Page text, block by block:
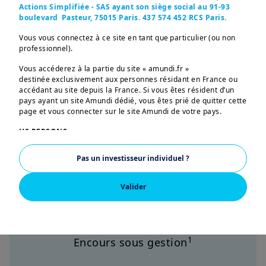
Actions Simplifiée - SAS ayant son siège social au 91-93
boulevard Pasteur, 75015 Paris. 437 574 452 RCS Paris.
Vous vous connectez à ce site en tant que particulier (ou non
professionnel).
Vous accéderez à la partie du site « amundi.fr »
destinée exclusivement aux personnes résidant en France ou
accédant au site depuis la France. Si vous êtes résident d’un
pays ayant un site Amundi dédié, vous êtes prié de quitter cette
page et vous connecter sur le site Amundi de votre pays.
US PERSONS:
Les informations figurant sur ce site ne s’adressent pas aux
ressortissants et citoyens des Etats-Unis d’Amérique ou aux
«U.S. Persons», telle que cette expression est définie par la
«Regulation S» de la Securities and Exchange Commission en
vertu de l’U.S. Securities Act de 1933, qui vise notamment toute
vous n’êtes pas autorisé à accéder à ce site et vous êtes invité
à vous connecter surwww.amundi.us.
Valider
Pas un investisseur individuel ?
€2.156Md
Encours sous gestion1